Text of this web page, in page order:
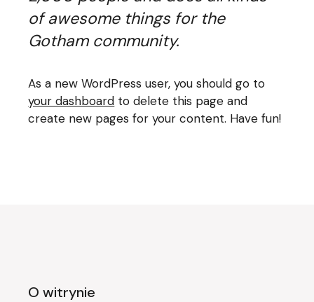
of awesome things for the
Gotham community.
As a new WordPress user, you should go to
your dashboard to delete this page and
create new pages for your content. Have fun!
O witrynie